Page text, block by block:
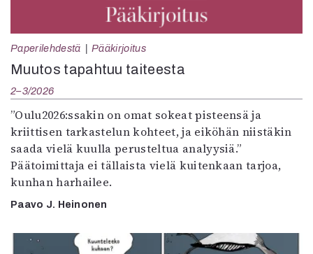
Paperilehdestä Pääkirjoitus
Muutos tapahtuu taiteesta
2–3/2026
”Oulu2026:ssakin on omat sokeat pisteensä ja
kriittisen tarkastelun kohteet, ja eiköhän niistäkin
saada vielä kuulla perusteltua analyysiä.”
Päätoimittaja ei tällaista vielä kuitenkaan tarjoa,
kunhan harhailee.
Paavo J. Heinonen